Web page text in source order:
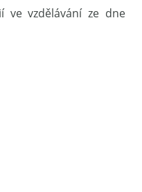
ve vzdělávání ze dne